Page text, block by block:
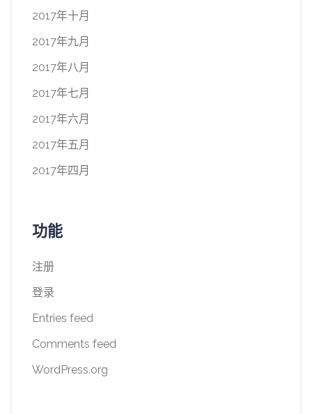
2017年十月
2017年九月
2017年八月
2017年七月
2017年六月
2017年五月
2017年四月
功能
注册
登录
Entries feed
Comments feed
WordPress.org